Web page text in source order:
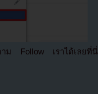
าม Follow เราได้เลยที่นี่